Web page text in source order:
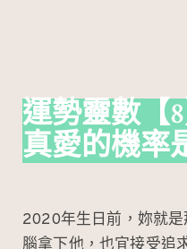
運勢靈數【
真愛的機率
2020年生日前，妳就
腦拿下他，也宜接受追